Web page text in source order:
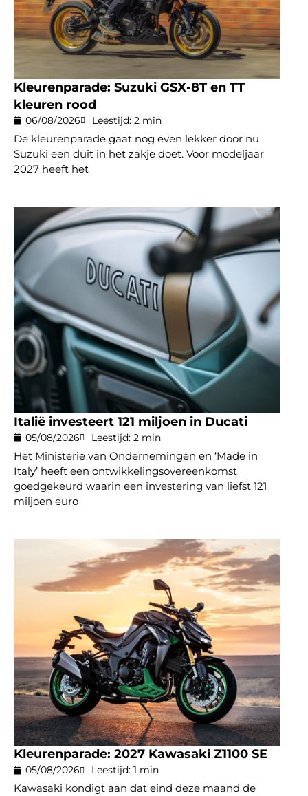
Kleurenparade: Suzuki GSX-8T en TT
kleuren rood
06/08/2026 Leestijd: 2 min
De kleurenparade gaat nog even lekker door nu
Suzuki een duit in het zakje doet. Voor modeljaar
2027 heeft het
Italië investeert 121 miljoen in Ducati
05/08/2026 Leestijd: 2 min
Het Ministerie van Ondernemingen en ‘Made in
Italy’ heeft een ontwikkelingsovereenkomst
goedgekeurd waarin een investering van liefst 121
miljoen euro
Kleurenparade: 2027 Kawasaki Z1100 SE
05/08/2026 Leestijd: 1 min
Kawasaki kondigt aan dat eind deze maand de